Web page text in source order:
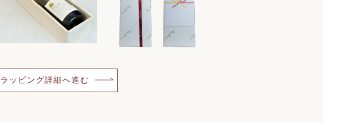
ラッピング詳細へ進む